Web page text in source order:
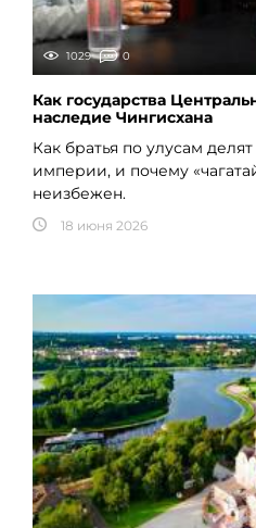
1029 0
Как государства
наследие Чингисхана
Как братья по улусам
империи, и почему
неизбежен.
18 июня 2026